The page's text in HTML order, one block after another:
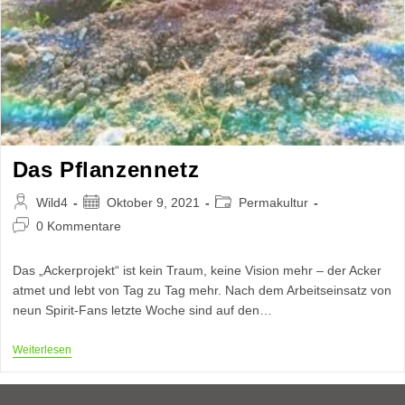
Das Pflanzennetz
Beitrags-
Autor:
Wild4
Beitrag
veröffentlicht:
Oktober 9, 2021
Beitrags-Permakultur
Beitrags-0 Kommentare
Das „Ackerprojekt“ ist kein Traum, keine Vision mehr – der Acker
atmet und lebt von Tag zu Tag mehr. Nach dem Arbeitseinsatz von
neun Spirit-Fans letzte Woche sind auf den…
WeiterlesenDas